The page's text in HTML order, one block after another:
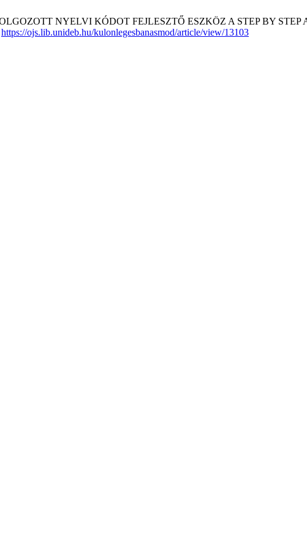
NYELVI KÓDOT FEJLESZTŐ ESZKÖZ A STEP BY STEP
https://ojs.lib.unideb.hu/kulonlegesbanasmod/article/view/13103